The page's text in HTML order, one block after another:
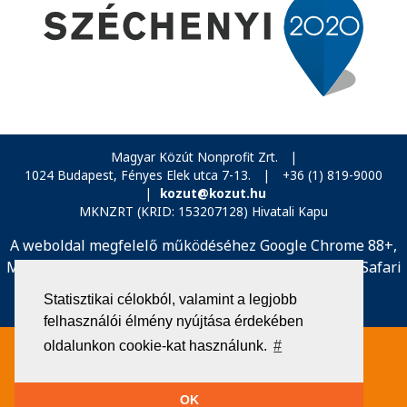
Statisztikai célokból, valamint a legjobb
felhasználói élmény nyújtása érdekében
oldalunkon cookie-kat használunk. #
OK
Magyar Közút Nonprofit Zrt.
|
1024 Budapest, Fényes Elek utca 7-13.
|
+36 (1) 819-9000
|
kozut@kozut.hu
MKNZRT (KRID: 153207128) Hivatali Kapu
A weboldal megfelelő működéséhez Google Chrome 88+,
Mozilla Firefox 83+, Microsoft Edge 90+, vagy Apple Safari
14+ böngésző használata szükséges.
Közérdekű adatok
Jogi közlemény
Általános Szerződési Feltételek